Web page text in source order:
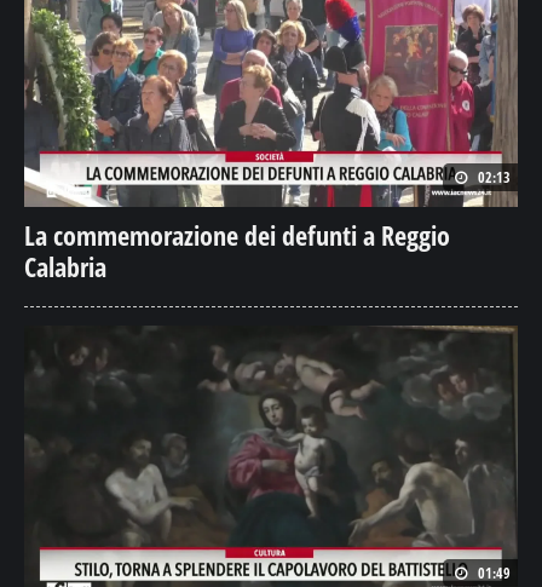
02:13
La commemorazione dei defunti a Reggio
Calabria
01:49